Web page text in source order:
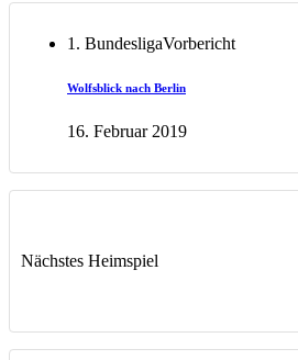
1. BundesligaVorbericht
Wolfsblick nach Berlin
16. Februar 2019
Nächstes Heimspiel